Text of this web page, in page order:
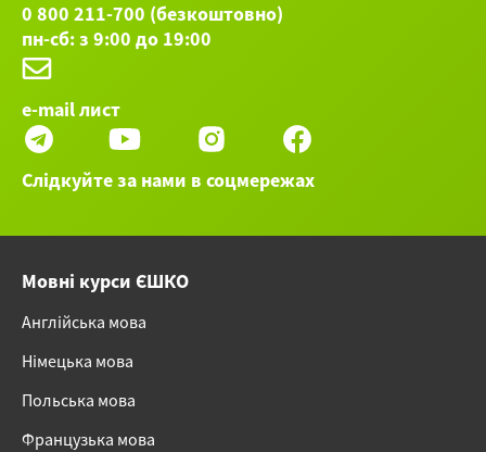
0 800 211-700 (безкоштовно)
пн-сб: з 9:00 до 19:00
e-mail лист
Слідкуйте за нами в соцмережах
Мовні курси ЄШКО
Англійська мова
Німецька мова
Польська мова
Французька мова